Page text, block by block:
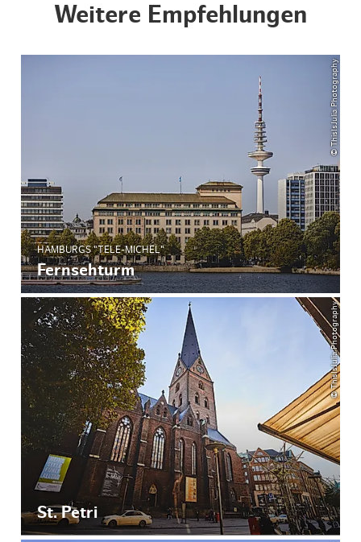
Weitere Empfehlungen
© ThisIsJulia Photography
HAMBURGS "TELE-MICHEL"
Fernsehturm
© ThisIsJulia Photography
St. Petri